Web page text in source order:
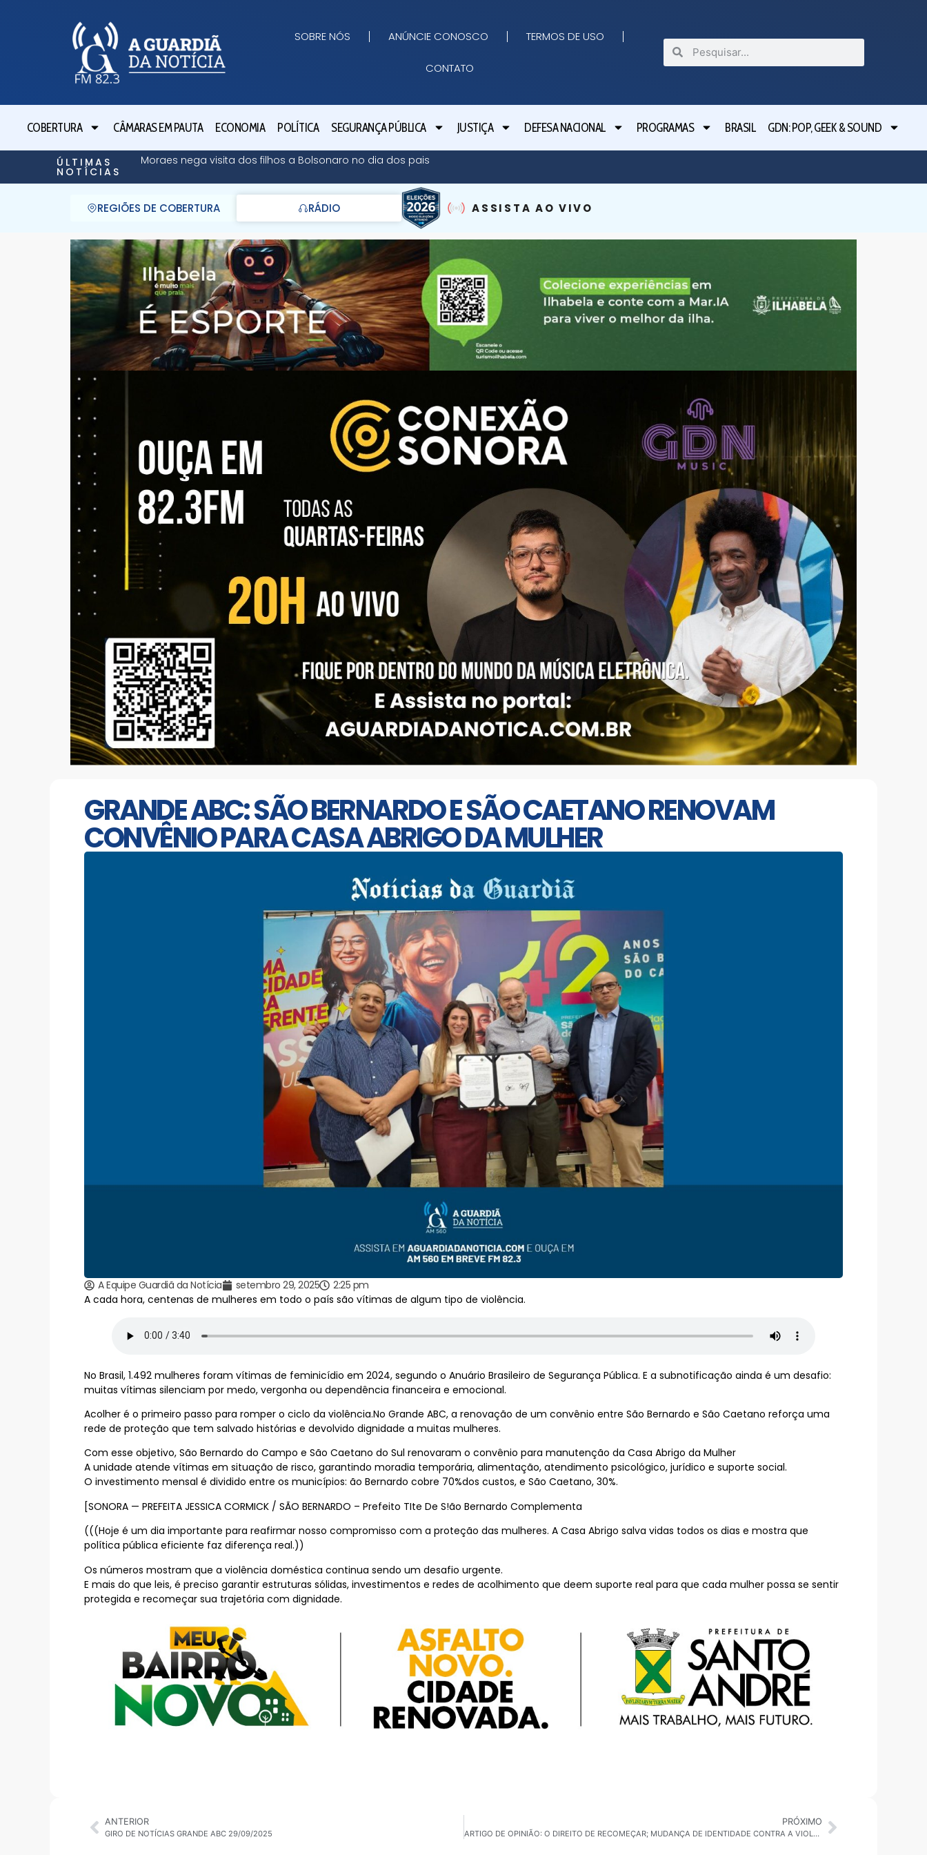
SOBRE NÓS ANÚNCIE CONOSCO TERMOS DE USO
CONTATO
COBERTURA CÂMARAS EM PAUTA ECONOMIA POLÍTICA SEGURANÇA PÚBLICA JUSTIÇA DEFESA NACIONAL PROGRAMAS BRASIL GDN: POP, GEEK & SOUND
ÚLTIMAS
NOTÍCIAS
Moraes nega visita dos filhos a Bolsonaro no dia dos pais
REGIÕES DE COBERTURA RÁDIO ASSISTA AO VIVO
GRANDE ABC: SÃO BERNARDO E SÃO CAETANO RENOVAM
CONVÊNIO PARA CASA ABRIGO DA MULHER
A Equipe Guardiã da Notícia setembro 29, 2025
2:25 pm
A cada hora, centenas de mulheres em todo o país são vítimas de algum tipo de violência.
No Brasil, 1.492 mulheres foram vítimas de feminicídio em 2024, segundo o Anuário Brasileiro de Segurança Pública. E a subnotificação ainda é um desafio:
muitas vítimas silenciam por medo, vergonha ou dependência financeira e emocional.
Acolher é o primeiro passo para romper o ciclo da violência.No Grande ABC, a renovação de um convênio entre São Bernardo e São Caetano reforça uma
rede de proteção que tem salvado histórias e devolvido dignidade a muitas mulheres.
Com esse objetivo, São Bernardo do Campo e São Caetano do Sul renovaram o convênio para manutenção da Casa Abrigo da Mulher
A unidade atende vítimas em situação de risco, garantindo moradia temporária, alimentação, atendimento psicológico, jurídico e suporte social.
O investimento mensal é dividido entre os municípios: ão Bernardo cobre 70%dos custos, e São Caetano, 30%.
[SONORA — PREFEITA JESSICA CORMICK / SÃO BERNARDO – Prefeito TIte De S!ão Bernardo Complementa
(((Hoje é um dia importante para reafirmar nosso compromisso com a proteção das mulheres. A Casa Abrigo salva vidas todos os dias e mostra que
política pública eficiente faz diferença real.))
Os números mostram que a violência doméstica continua sendo um desafio urgente.
E mais do que leis, é preciso garantir estruturas sólidas, investimentos e redes de acolhimento que deem suporte real para que cada mulher possa se sentir
protegida e recomeçar sua trajetória com dignidade.
ANTERIOR
GIRO DE NOTÍCIAS GRANDE ABC 29/09/2025
PRÓXIMO
ARTIGO DE OPINIÃO: O DIREITO DE RECOMEÇAR; MUDANÇA DE IDENTIDADE CONTRA A VIOLÊNCIA DOMÉSTICA